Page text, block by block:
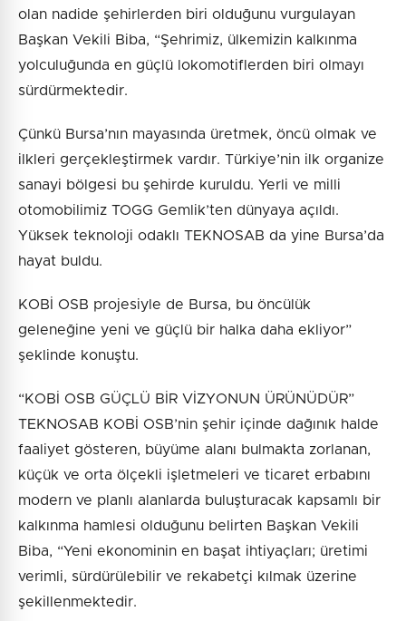
olan nadide şehirlerden biri olduğunu vurgulayan
Başkan Vekili Biba, “Şehrimiz, ülkemizin kalkınma
yolculuğunda en güçlü lokomotiflerden biri olmayı
sürdürmektedir.
Çünkü Bursa’nın mayasında üretmek, öncü olmak ve
ilkleri gerçekleştirmek vardır. Türkiye’nin ilk organize
sanayi bölgesi bu şehirde kuruldu. Yerli ve milli
otomobilimiz TOGG Gemlik’ten dünyaya açıldı.
Yüksek teknoloji odaklı TEKNOSAB da yine Bursa’da
hayat buldu.
KOBİ OSB projesiyle de Bursa, bu öncülük
geleneğine yeni ve güçlü bir halka daha ekliyor”
şeklinde konuştu.
“KOBİ OSB GÜÇLÜ BİR VİZYONUN ÜRÜNÜDÜR”
TEKNOSAB KOBİ OSB’nin şehir içinde dağınık halde
faaliyet gösteren, büyüme alanı bulmakta zorlanan,
küçük ve orta ölçekli işletmeleri ve ticaret erbabını
modern ve planlı alanlarda buluşturacak kapsamlı bir
kalkınma hamlesi olduğunu belirten Başkan Vekili
Biba, “Yeni ekonominin en başat ihtiyaçları; üretimi
verimli, sürdürülebilir ve rekabetçi kılmak üzerine
şekillenmektedir.